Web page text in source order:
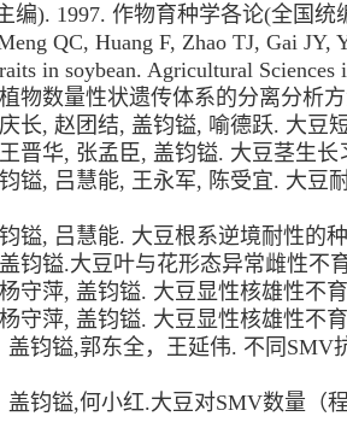
编). 1997. 作物育种学各论(全国
QC, Huang F, Zhao TJ, Gai JY,
in soybean. Agricultural Sciences
物数量性状遗传体系的分离分析
长, 赵团结, 盖钧镒, 喻德跃. 大豆
晋华, 张孟臣, 盖钧镒. 大豆茎生
镒, 吕慧能, 王永军, 陈受宜. 大豆
镒, 吕慧能. 大豆根系逆境耐性的
钧镒.大豆叶与花形态异常雌性不
守萍, 盖钧镒. 大豆显性核雄性不
守萍, 盖钧镒. 大豆显性核雄性不
盖钧镒,郭东全，王延伟. 不同
盖钧镒,何小红.大豆对SMV数量（